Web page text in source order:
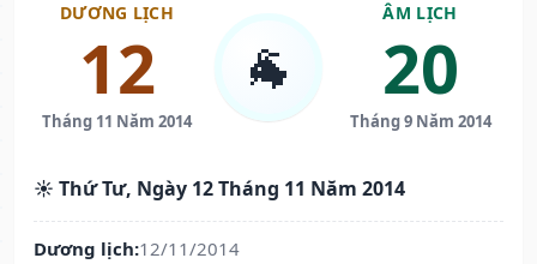
DƯƠNG LỊCH
12
Tháng 11 Năm 2014
🐐
ÂM LỊCH
20
Tháng 9 Năm 2014
☀️ Thứ Tư, Ngày 12 Tháng 11 Năm 2014
Dương lịch:12/11/2014